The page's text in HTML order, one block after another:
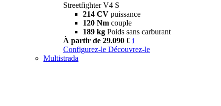
Streetfighter V4 S
214 CV puissance
120 Nm couple
189 kg Poids sans carburant
À partir de 29.090 € i
Configurez-le Découvrez-le
Multistrada